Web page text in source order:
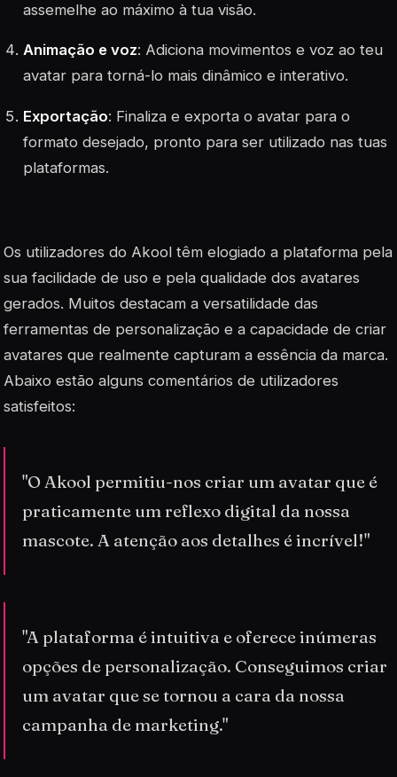
assemelhe ao máximo à tua visão.
Animação e voz: Adiciona movimentos e voz ao teu
avatar para torná-lo mais dinâmico e interativo.
Exportação: Finaliza e exporta o avatar para o
formato desejado, pronto para ser utilizado nas tuas
plataformas.
Os utilizadores do Akool têm elogiado a plataforma pela
sua facilidade de uso e pela qualidade dos avatares
gerados. Muitos destacam a versatilidade das
ferramentas de personalização e a capacidade de criar
avatares que realmente capturam a essência da marca.
Abaixo estão alguns comentários de utilizadores
satisfeitos:
"O Akool permitiu-nos criar um avatar que é
praticamente um reflexo digital da nossa
mascote. A atenção aos detalhes é incrível!"
"A plataforma é intuitiva e oferece inúmeras
opções de personalização. Conseguimos criar
um avatar que se tornou a cara da nossa
campanha de marketing."